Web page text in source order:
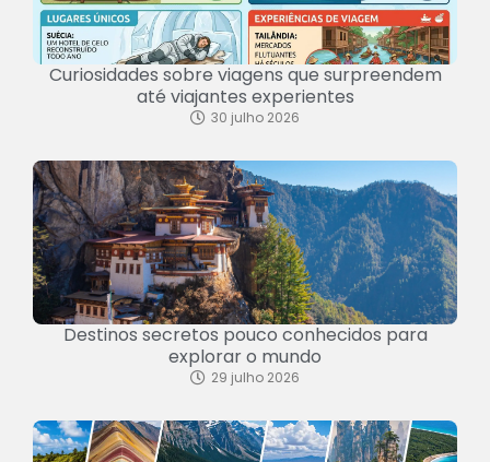
Curiosidades sobre viagens que surpreendem
até viajantes experientes
30 julho 2026
Destinos secretos pouco conhecidos para
explorar o mundo
29 julho 2026